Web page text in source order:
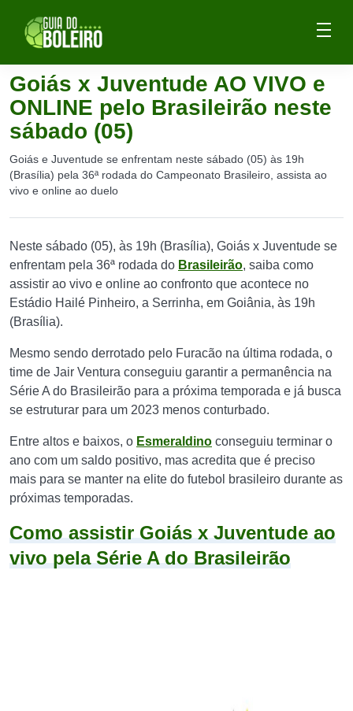
Goiás x Juventude AO VIVO e
ONLINE pelo Brasileirão neste
sábado (05)
Goiás e Juventude se enfrentam neste sábado (05) às 19h
(Brasília) pela 36ª rodada do Campeonato Brasileiro, assista ao
vivo e online ao duelo
Neste sábado (05), às 19h (Brasília), Goiás x Juventude se
enfrentam pela 36ª rodada do Brasileirão, saiba como
assistir ao vivo e online ao confronto que acontece no
Estádio Hailé Pinheiro, a Serrinha, em Goiânia, às 19h
(Brasília).
Mesmo sendo derrotado pelo Furacão na última rodada, o
time de Jair Ventura conseguiu garantir a permanência na
Série A do Brasileirão para a próxima temporada e já busca
se estruturar para um 2023 menos conturbado.
Entre altos e baixos, o Esmeraldino conseguiu terminar o
ano com um saldo positivo, mas acredita que é preciso
mais para se manter na elite do futebol brasileiro durante as
próximas temporadas.
Como assistir Goiás x Juventude ao
vivo pela Série A do Brasileirão